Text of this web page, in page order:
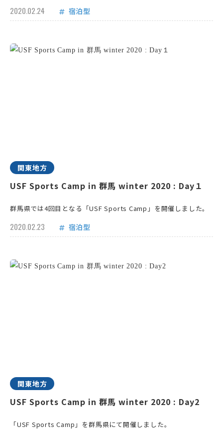
2020.02.24 宿泊型
関東地方
USF Sports Camp in 群馬 winter 2020 : Day１
群馬県では4回目となる「USF Sports Camp」を開催しました。
2020.02.23 宿泊型
関東地方
USF Sports Camp in 群馬 winter 2020 : Day2
「USF Sports Camp」を群馬県にて開催しました。